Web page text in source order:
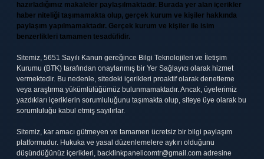
hazırladığımız makaleler paylaşılmaktadır. Burada yer alan içerikler
haber niteliği taşımamakta olup, gerçek kurum ve kişiler hakkında
paylaşım yapılmamaktadır. Gerçek kurum ve kişiler ile isim
benzerlikleri tamamen tesadüfidir.
Sitemiz, 5651 Sayılı Kanun gereğince Bilgi Teknolojileri ve İletişim
Kurumu (BTK) tarafından onaylanmış bir Yer Sağlayıcı olarak hizmet
vermektedir. Bu nedenle, sitedeki içerikleri proaktif olarak denetleme
veya araştırma yükümlülüğümüz bulunmamaktadır. Ancak, üyelerimiz
yazdıkları içeriklerin sorumluluğunu taşımakta olup, siteye üye olarak bu
sorumluluğu kabul etmiş sayılırlar.
Sitemiz, kar amacı gütmeyen ve tamamen ücretsiz bir bilgi paylaşım
platformudur. Hukuka ve yasal düzenlemelere aykırı olduğunu
düşündüğünüz içerikleri, backlinkpanelicomtr@gmail.com adresine